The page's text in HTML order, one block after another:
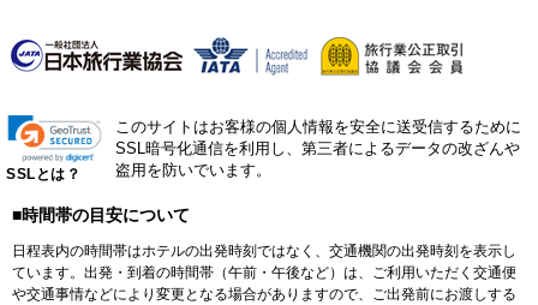
SSLとは？
このサイトはお客様の個人情報を安全に送受信するために
SSL暗号化通信を利用し、第三者によるデータの改ざんや
盗用を防いでいます。
■時間帯の目安について
日程表内の時間帯はホテルの出発時刻ではなく、交通機関の出発時刻を表示し
ています。出発・到着の時間帯（午前・午後など）は、ご利用いただく交通便
や交通事情などにより変更となる場合がありますので、ご出発前にお渡しする